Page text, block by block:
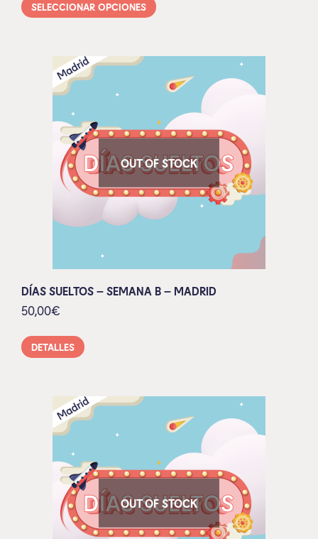
SELECCIONAR OPCIONES
OUT OF STOCK
DÍAS SUELTOS – SEMANA B – MADRID
50,00€
DETALLES
OUT OF STOCK